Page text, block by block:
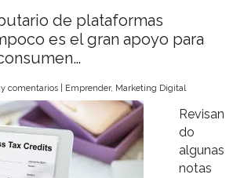
de plataformas
es el gran apoyo para
comentarios Emprender, Marketing Digital
Revisan
do
algunas
notas